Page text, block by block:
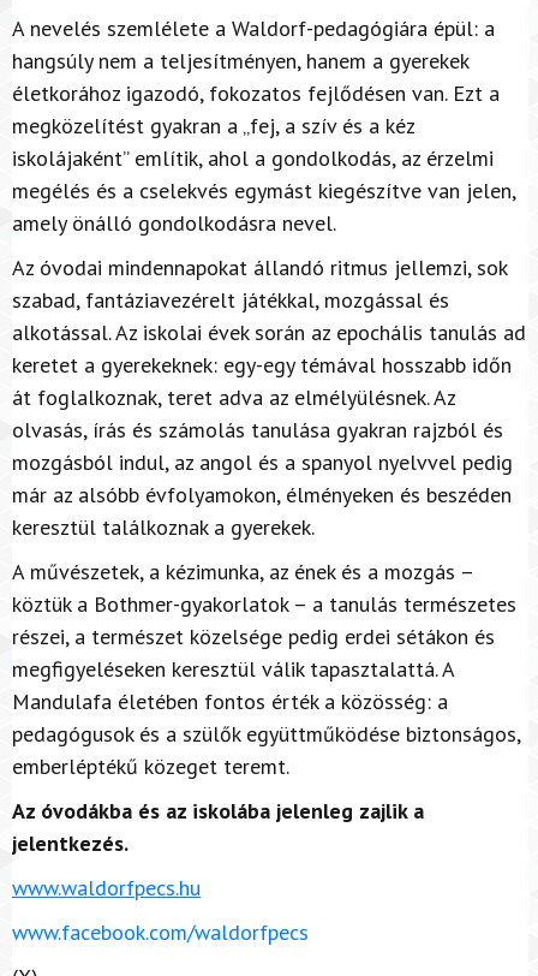
A nevelés szemlélete a Waldorf-pedagógiára épül: a
hangsúly nem a teljesítményen, hanem a gyerekek
életkorához igazodó, fokozatos fejlődésen van. Ezt a
megközelítést gyakran a „fej, a szív és a kéz
iskolájaként” említik, ahol a gondolkodás, az érzelmi
megélés és a cselekvés egymást kiegészítve van jelen,
amely önálló gondolkodásra nevel.
Az óvodai mindennapokat állandó ritmus jellemzi, sok
szabad, fantáziavezérelt játékkal, mozgással és
alkotással. Az iskolai évek során az epochális tanulás ad
keretet a gyerekeknek: egy-egy témával hosszabb időn
át foglalkoznak, teret adva az elmélyülésnek. Az
olvasás, írás és számolás tanulása gyakran rajzból és
mozgásból indul, az angol és a spanyol nyelvvel pedig
már az alsóbb évfolyamokon, élményeken és beszéden
keresztül találkoznak a gyerekek.
A művészetek, a kézimunka, az ének és a mozgás –
köztük a Bothmer-gyakorlatok – a tanulás természetes
részei, a természet közelsége pedig erdei sétákon és
megfigyeléseken keresztül válik tapasztalattá. A
Mandulafa életében fontos érték a közösség: a
pedagógusok és a szülők együttműködése biztonságos,
emberléptékű közeget teremt.
Az óvodákba és az iskolába jelenleg zajlik a
jelentkezés.
www.waldorfpecs.hu
www.facebook.com/waldorfpecs